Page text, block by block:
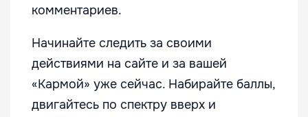
комментариев.
Начинайте следить за своими
действиями на сайте и за вашей
«Кармой» уже сейчас. Набирайте баллы,
двигайтесь по спектру вверх и